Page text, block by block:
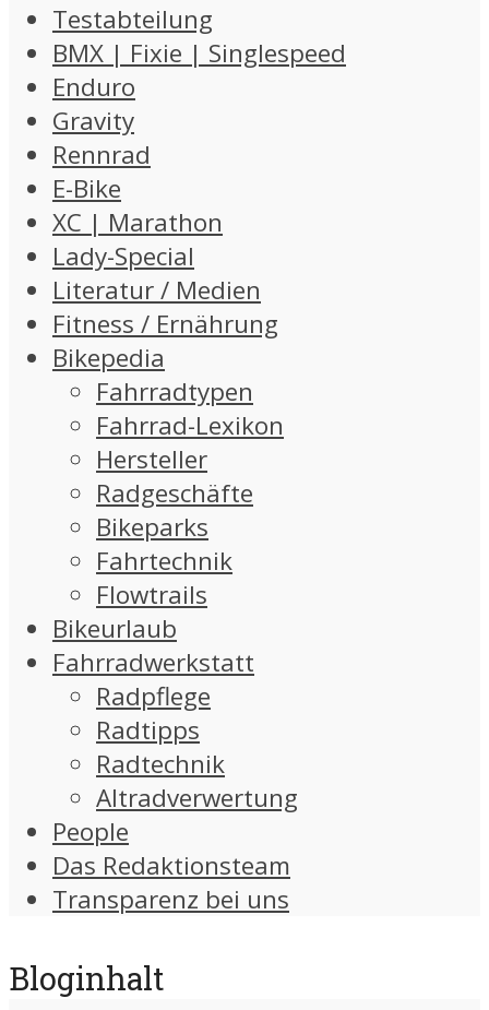
Testabteilung
BMX | Fixie | Singlespeed
Enduro
Gravity
Rennrad
E-Bike
XC | Marathon
Lady-Special
Literatur / Medien
Fitness / Ernährung
Bikepedia
Fahrradtypen
Fahrrad-Lexikon
Hersteller
Radgeschäfte
Bikeparks
Fahrtechnik
Flowtrails
Bikeurlaub
Fahrradwerkstatt
Radpflege
Radtipps
Radtechnik
Altradverwertung
People
Das Redaktionsteam
Transparenz bei uns
Bloginhalt